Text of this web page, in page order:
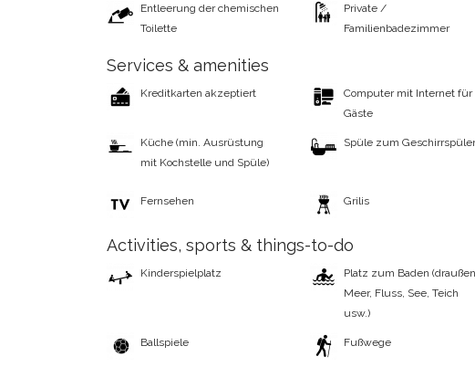
Entleerung der chemischen
Toilette
Private /
Familienbadezimmer
Services & amenities
Kreditkarten akzeptiert
Computer mit Internet für
Gäste
Küche (min. Ausrüstung
mit Kochstelle und Spüle)
Spüle zum
Fernsehen Grilis
Activities, sports & things-to-do
Kinderspielplatz
Platz zum Baden
Meer, Fluss, See, Teich
usw.)
Ballspiele Fußwege